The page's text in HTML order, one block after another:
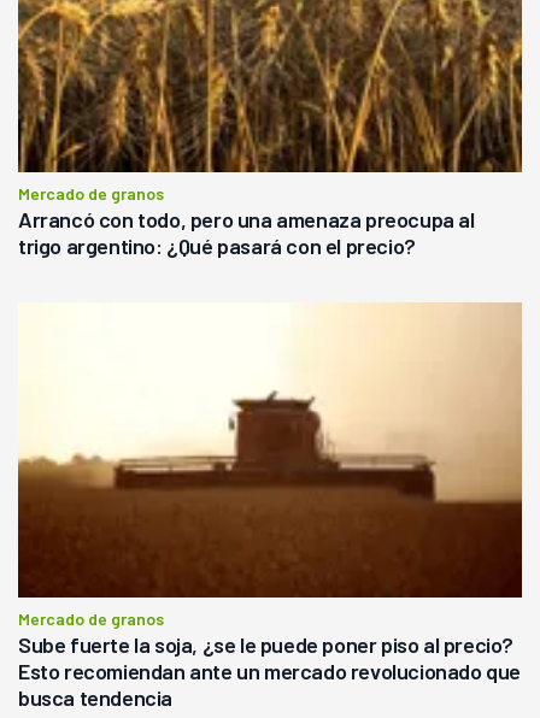
Mercado de granos
Arrancó con todo, pero una amenaza preocupa al
trigo argentino: ¿Qué pasará con el precio?
Mercado de granos
Sube fuerte la soja, ¿se le puede poner piso al precio?
Esto recomiendan ante un mercado revolucionado que
busca tendencia